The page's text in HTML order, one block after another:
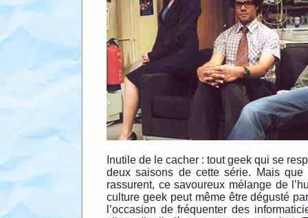
Inutile de le cacher : tout geek qui se
deux saisons de cette série. Mais
rassurent, ce savoureux mélange de
culture geek peut même être dégusté
l’occasion de fréquenter des